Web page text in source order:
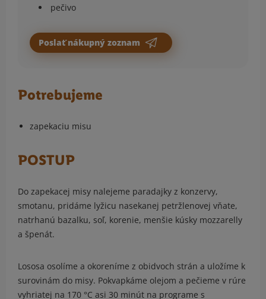
pečivo
Poslať nákupný zoznam
Potrebujeme
zapekaciu misu
POSTUP
Do zapekacej misy nalejeme paradajky z konzervy,
smotanu, pridáme lyžicu nasekanej petržlenovej vňate,
natrhanú bazalku, soľ, korenie, menšie kúsky mozzarelly
a špenát.
Lososa osolíme a okoreníme z obidvoch strán a uložíme k
surovinám do misy. Pokvapkáme olejom a pečieme v rúre
vyhriatej na 170 °C asi 30 minút na programe s